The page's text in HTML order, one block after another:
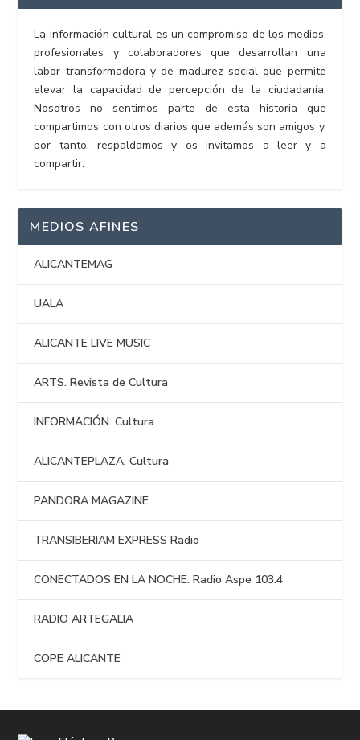
La información cultural es un compromiso de los medios,
profesionales y colaboradores que desarrollan una
labor transformadora y de madurez social que permite
elevar la capacidad de percepción de la ciudadanía.
Nosotros no sentimos parte de esta historia que
compartimos con otros diarios que además son amigos y,
por tanto, respaldamos y os invitamos a leer y a
compartir.
MEDIOS AFINES
ALICANTEMAG
UALA
ALICANTE LIVE MUSIC
ARTS. Revista de Cultura
INFORMACIÓN. Cultura
ALICANTEPLAZA. Cultura
PANDORA MAGAZINE
TRANSIBERIAM EXPRESS Radio
CONECTADOS EN LA NOCHE. Radio Aspe 103.4
RADIO ARTEGALIA
COPE ALICANTE